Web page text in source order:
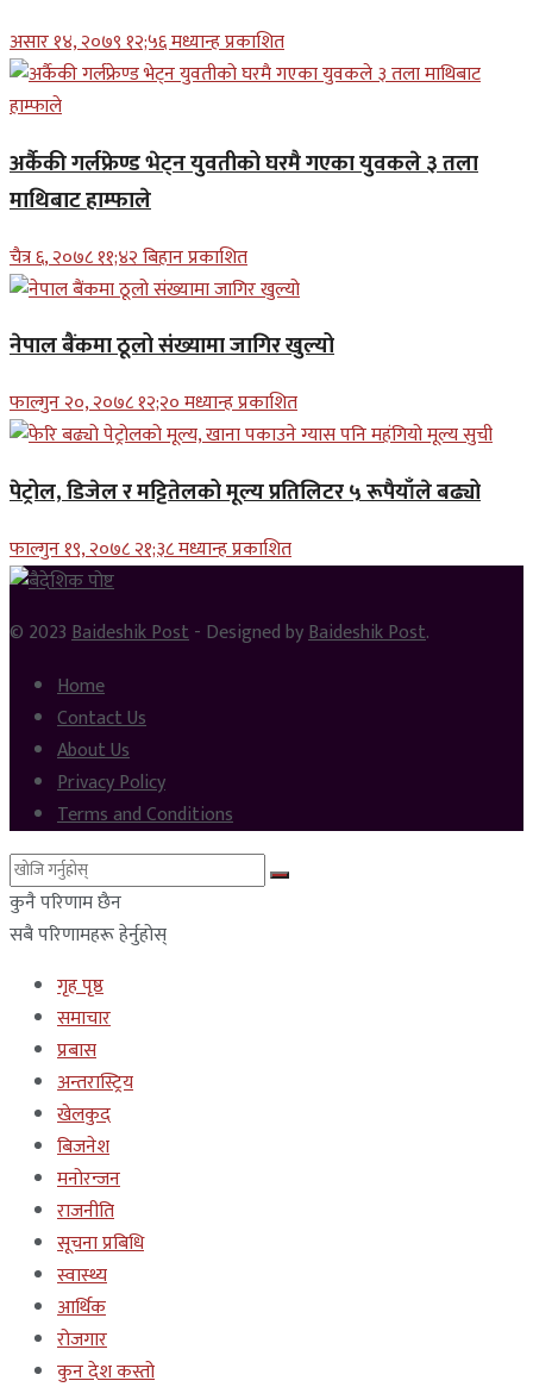
असार १४, २०७९ १२;५६ मध्यान्ह प्रकाशित
अर्कैकी गर्लफ्रेण्ड भेट्न युवतीको घरमै गएका युवकले ३ तला
माथिबाट हाम्फाले
चैत्र ६, २०७८ ११;४२ बिहान प्रकाशित
नेपाल बैंकमा ठूलो संख्यामा जागिर खुल्यो
फाल्गुन २०, २०७८ १२;२० मध्यान्ह प्रकाशित
पेट्रोल, डिजेल र मट्टितेलको मूल्य प्रतिलिटर ५ रूपैयाँले बढ्यो
फाल्गुन १९, २०७८ २१;३८ मध्यान्ह प्रकाशित
© 2023Baideshik Post- Designed byBaideshik Post.
Home
Contact Us
About Us
Privacy Policy
Terms and Conditions
कुनै परिणाम छैन
सबै परिणामहरू हेर्नुहोस्
गृह पृष्ठ
समाचार
प्रबास
अन्तरास्ट्रिय
खेलकुद
बिजनेश
मनोरन्जन
राजनीति
सूचना प्रबिधि
स्वास्थ्य
आर्थिक
रोजगार
कुन देश कस्तो